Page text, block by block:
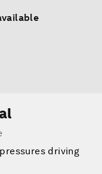
driving